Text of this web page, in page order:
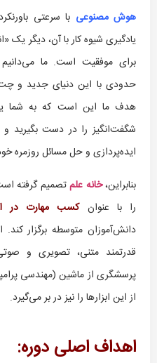
هوش مصنوعی با سرعتی
یادگیری شیوه کار با آن، دیگر
برای موفقیت است. ما
حدودی با این دنیای جدید و
هدف ما این است که به شما
شگفت‌انگیز را در دست بگیرید
ایده‌پردازی و حل مسائل روزمره
بنابراین،خانه علمتصمیم گرفته
را با عنوانکسب مهارت در
دانش‌آموزان متوسطه برگزار کند.
قدرتمند متنی، تصویری و
پرسشگری از ماشین (مهندسی
از این ابزارها را نیز در بر می‌گیرد.
اهداف اصلی دوره: